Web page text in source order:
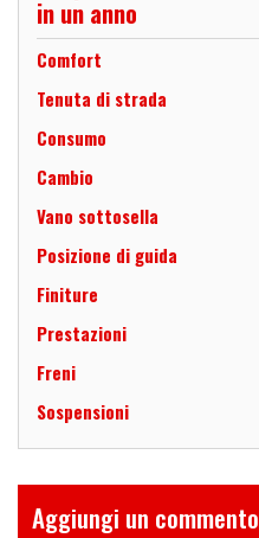
in un anno
Comfort
Tenuta di strada
Consumo
Cambio
Vano sottosella
Posizione di guida
Finiture
Prestazioni
Freni
Sospensioni
Aggiungi un commento